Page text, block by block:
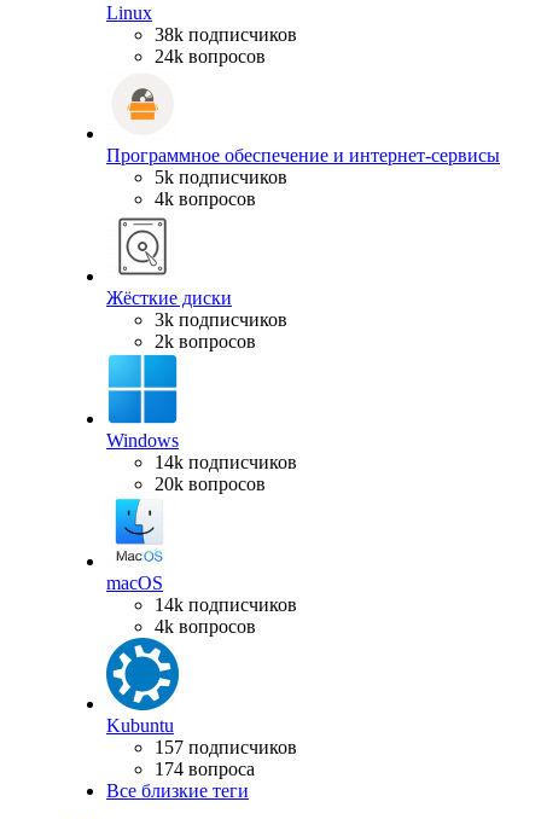
Linux
38k подписчиков
24k вопросов
Программное обеспечение и интернет-сервисы
5k подписчиков
4k вопросов
Жёсткие диски
3k подписчиков
2k вопросов
Windows
14k подписчиков
20k вопросов
macOS
14k подписчиков
4k вопросов
Kubuntu
157 подписчиков
174 вопроса
Все близкие теги